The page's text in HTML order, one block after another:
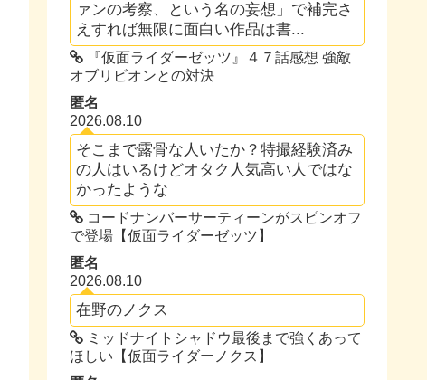
ァンの考察、という名の妄想」で補完さ
えすれば無限に面白い作品は書...
『仮面ライダーゼッツ』４７話感想 強敵
オブリビオンとの対決
匿名
2026.08.10
そこまで露骨な人いたか？特撮経験済み
の人はいるけどオタク人気高い人ではな
かったような
コードナンバーサーティーンがスピンオフ
で登場【仮面ライダーゼッツ】
匿名
2026.08.10
在野のノクス
ミッドナイトシャドウ最後まで強くあって
ほしい【仮面ライダーノクス】